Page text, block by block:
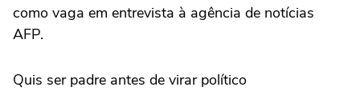
como vaga em entrevista à agência de notícias
AFP.
Quis ser padre antes de virar político